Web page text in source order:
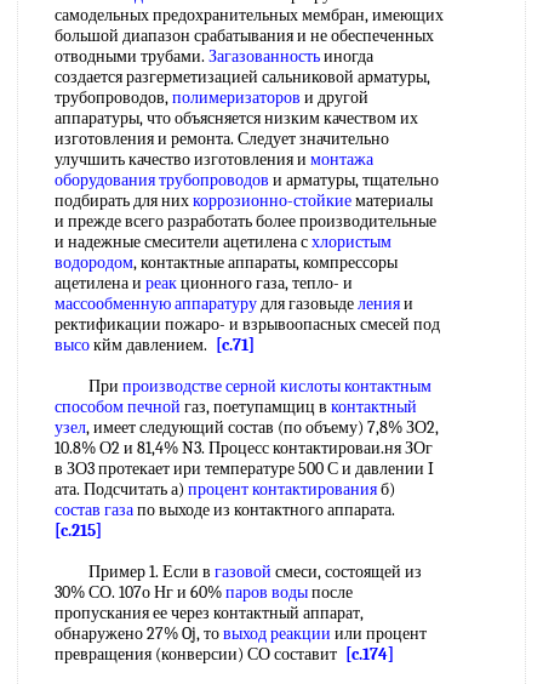
самодельных предохранительных мембран, имеющих
большой диапазон срабатывания и не обеспеченных
отводными трубами. Загазованностьиногда
создается разгерметизацией сальниковой арматуры,
трубопроводов,полимеризаторов и другой
аппаратуры, что объясняется низким качеством их
изготовления и ремонта. Следует значительно
улучшить качество изготовления и монтажа
оборудования трубопроводов и арматуры, тщательно
подбирать для нихкоррозионно-стойкиематериалы
и прежде всего разработать более производительные
и надежные смесители ацетилена схлористым
водородом, контактные аппараты, компрессоры
ацетилена и реакционного газа, тепло- и
массообменную аппаратурудля газовыделенияи
ректификации пожаро- и взрывоопасных смесей под
высокйм давлением.
[c.71]
При производстве серной кислоты контактным
способомпечной газ, поетупамщиц в контактный
узел, имеет следующий состав (по объему) 7,8% ЗО2,
10.8% О2 и 81,4% N3. Процесс контактироваи.ня ЗОг
в ЗО3 протекает ири температуре 500 С и давлении I
ата. Подсчитать а) процент контактированияб)
состав газапо выходе из контактного аппарата.
[c.215]
Пример 1. Если в газовой смеси, состоящей из
30% СО. 107о Нг и 60%паров водыпосле
пропускания ее через контактный аппарат,
обнаружено 27% Oj, товыход реакции или процент
превращения (конверсии) СО составит [c.174]